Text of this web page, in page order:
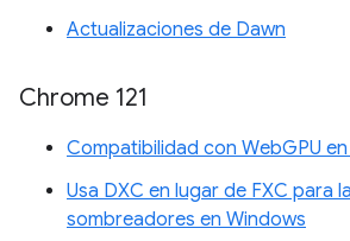
Actualizaciones de Dawn
Chrome 121
Compatibilidad con WebGPU
Usa DXC en lugar de FXC para
sombreadores en Windows